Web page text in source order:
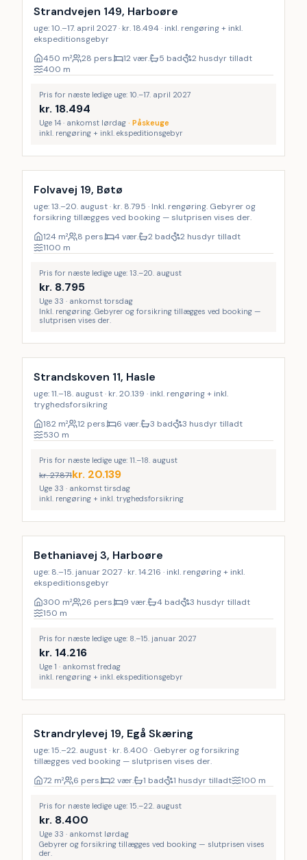
Strandvejen 149, Harboøre
uge: 10.–17. april 2027 · kr. 18.494 · inkl. rengøring + inkl.
ekspeditionsgebyr
450 m² 28 pers. 12 vær. 5 bad
2 husdyr tilladt
400 m
Pris for næste ledige uge: 10.–17. april 2027
kr. 18.494
Uge 14 · ankomst lørdag · Påskeuge
inkl. rengøring + inkl. ekspeditionsgebyr
Inkl. rengøring
Folvavej 19, Bøtø
uge: 13.–20. august · kr. 8.795 · Inkl. rengøring. Gebyrer og
forsikring tillægges ved booking — slutprisen vises der.
124 m² 8 pers. 4 vær. 2 bad
2 husdyr tilladt
1100 m
Pris for næste ledige uge: 13.–20. august
kr. 8.795
Uge 33 · ankomst torsdag
Inkl. rengøring. Gebyrer og forsikring tillægges ved booking —
slutprisen vises der.
LAST MINUTE
Inkl. rengøring
Strandskoven 11, Hasle
uge: 11.–18. august · kr. 20.139 · inkl. rengøring + inkl.
tryghedsforsikring
182 m² 12 pers. 6 vær. 3 bad
3 husdyr tilladt
530 m
Pris for næste ledige uge: 11.–18. august
kr.27.871kr. 20.139
Uge 33 · ankomst tirsdag
inkl. rengøring + inkl. tryghedsforsikring
Inkl. rengøring
Bethaniavej 3, Harboøre
uge: 8.–15. januar 2027 · kr. 14.216 · inkl. rengøring + inkl.
ekspeditionsgebyr
300 m² 26 pers. 9 vær. 4 bad
3 husdyr tilladt
150 m
Pris for næste ledige uge: 8.–15. januar 2027
kr. 14.216
Uge 1 · ankomst fredag
inkl. rengøring + inkl. ekspeditionsgebyr
Strandrylevej 19, Egå Skæring
uge: 15.–22. august · kr. 8.400 · Gebyrer og forsikring
tillægges ved booking — slutprisen vises der.
72 m² 6 pers. 2 vær. 1 bad 1 husdyr tilladt 100 m
Pris for næste ledige uge: 15.–22. august
kr. 8.400
Uge 33 · ankomst lørdag
Gebyrer og forsikring tillægges ved booking — slutprisen vises
der.